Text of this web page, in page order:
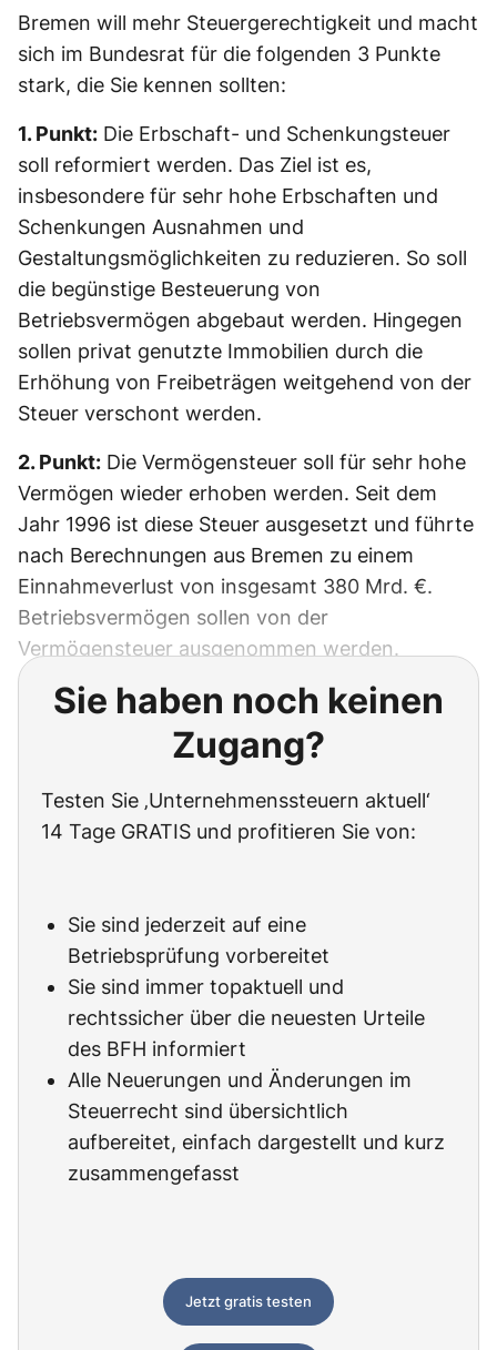
Bremen will mehr Steuergerechtigkeit und macht
sich im Bundesrat für die folgenden 3 Punkte
stark, die Sie kennen sollten:
1. Punkt: Die Erbschaft- und Schenkungsteuer
soll reformiert werden. Das Ziel ist es,
insbesondere für sehr hohe Erbschaften und
Schenkungen Ausnahmen und
Gestaltungsmöglichkeiten zu reduzieren. So soll
die begünstige Besteuerung von
Betriebsvermögen abgebaut werden. Hingegen
sollen privat genutzte Immobilien durch die
Erhöhung von Freibeträgen weitgehend von der
Steuer verschont werden.
2. Punkt: Die Vermögensteuer soll für sehr hohe
Vermögen wieder erhoben werden. Seit dem
Jahr 1996 ist diese Steuer ausgesetzt und führte
nach Berechnungen aus Bremen zu einem
Einnahmeverlust von insgesamt 380 Mrd. €.
Betriebsvermögen sollen von der
Vermögensteuer ausgenommen werden.
Sie haben noch keinen
Zugang?
Testen Sie ‚Unternehmenssteuern aktuell‘
14 Tage GRATIS und profitieren Sie von:
Sie sind jederzeit auf eine
Betriebsprüfung vorbereitet
Sie sind immer topaktuell und
rechtssicher über die neuesten Urteile
des BFH informiert
Alle Neuerungen und Änderungen im
Steuerrecht sind übersichtlich
aufbereitet, einfach dargestellt und kurz
zusammengefasst
Jetzt gratis testen